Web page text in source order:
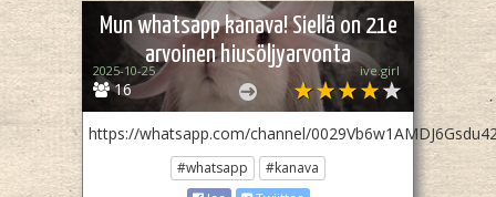
Mun whatsapp kanava! Siellä on 21e
arvoinen hiusöljyarvonta
16
2025-10-25 ive.girl
https://whatsapp.com/channel/
#whatsapp
#kanava